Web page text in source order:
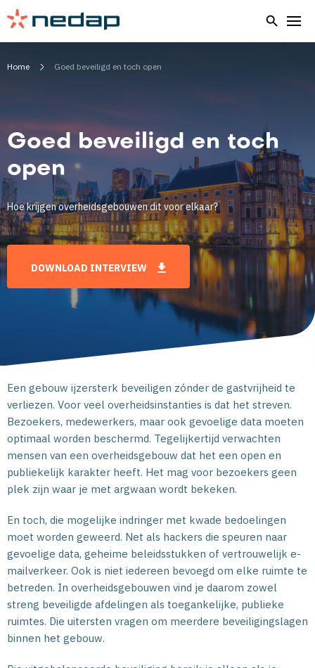
Home Goed beveiligd en toch open
Goed beveiligd en toch
open
Hoe krijgen overheidsgebouwen dit voor elkaar?
DOWNLOAD INTERVIEW
Een gebouw ijzersterk beveiligen zónder de gastvrijheid te
verliezen. Voor veel overheidsinstanties is dat het streven.
Bezoekers, medewerkers, maar ook gevoelige data moeten
optimaal worden beschermd. Tegelijkertijd verwachten
mensen van een overheidsgebouw dat het een open en
publiekelijk karakter heeft. Het mag voor bezoekers geen
plek zijn waar je met argwaan wordt bekeken.
En toch, die mogelijke indringer met kwade bedoelingen
moet worden geweerd. Net als hackers die speuren naar
gevoelige data, geheime beleidsstukken of vertrouwelijk e-
mailverkeer. Ook is niet iedereen bevoegd om elke ruimte te
betreden. In overheidsgebouwen vind je daarom zowel
streng beveiligde afdelingen als toegankelijke, publieke
ruimtes. Die uitersten vragen om meerdere beveiligingslagen
binnen het gebouw.